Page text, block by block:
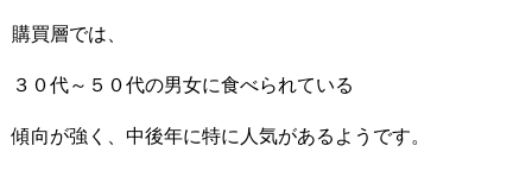
購買層では、
３０代～５０代の男女に食べられている
傾向が強く、中後年に特に人気があるようです。